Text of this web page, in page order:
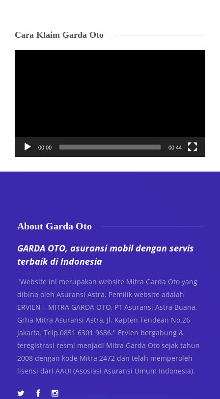
Cara Klaim Garda Oto
00:00 00:44
About Garda Oto
GARDA OTO, asuransi mobil dengan servis
terbaik di Indonesia
"Website ini merupakan website Mitra Garda Oto yang
dibina oleh Asuransi Astra. Pemilik website adalah
ERVIEN – MITRA GARDA OTO, PT Asuransi Astra Buana,
Grha Mitra Asuransi Astra, Jl. Kapten Tendean No.26
Jakarta. Telp.0851 6301 9686." Ervien bergabung &
teregistrasi resmi menjadi Mitra Garda Oto sejak tahun
2008 dengan kode Mitra 2472 dan telah memperoleh
lisensi dari AAUI (Asosiasi Asuransi Umum Indonesia).